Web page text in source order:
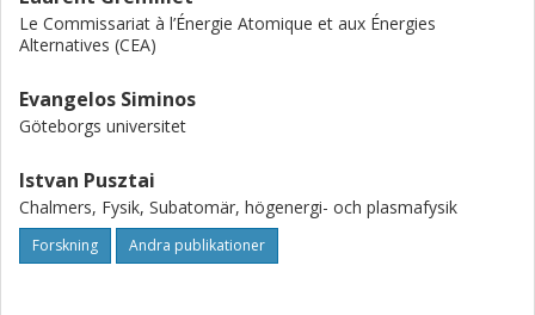
Le Commissariat à l’Énergie Atomique et aux Énergies
Alternatives (CEA)
Evangelos Siminos
Göteborgs universitet
Istvan Pusztai
Chalmers, Fysik, Subatomär, högenergi- och plasmafysik
Forskning Andra publikationer